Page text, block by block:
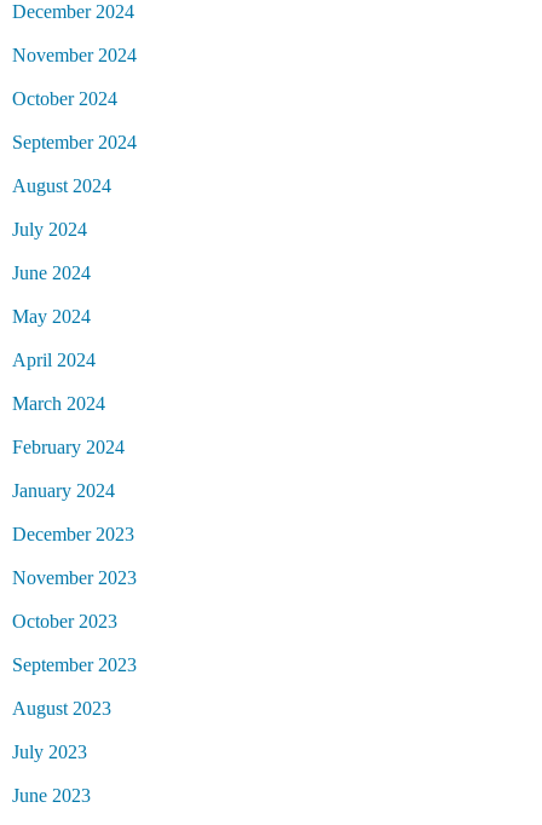
December 2024
November 2024
October 2024
September 2024
August 2024
July 2024
June 2024
May 2024
April 2024
March 2024
February 2024
January 2024
December 2023
November 2023
October 2023
September 2023
August 2023
July 2023
June 2023